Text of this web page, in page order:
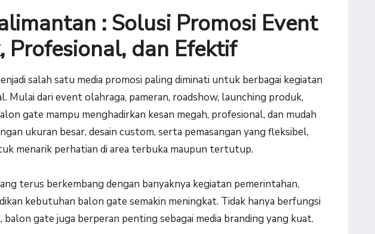
: Solusi Promosi Event
Profesional, dan Efektif
salah satu media promosi paling diminati untuk berbagai kegiatan
Mulai dari event olahraga, pameran, roadshow, launching produk,
gate mampu menghadirkan kesan megah, profesional, dan mudah
ukuran besar, desain custom, serta pemasangan yang fleksibel,
menarik perhatian di area terbuka maupun tertutup.
terus berkembang dengan banyaknya kegiatan pemerintahan,
kebutuhan balon gate semakin meningkat. Tidak hanya berfungsi
balon gate juga berperan penting sebagai media branding yang kuat.